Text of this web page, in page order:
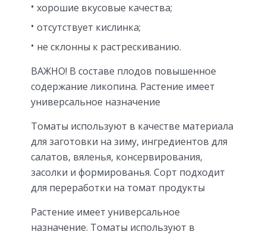
хорошие вкусовые качества;
отсутствует кислинка;
не склонны к растрескиванию.
ВАЖНО! В составе плодов повышенное
содержание ликопина. Растение имеет
универсальное назначение
Томаты используют в качестве материала
для заготовки на зиму, ингредиентов для
салатов, вяленья, консервирования,
засолки и формированья. Сорт подходит
для переработки на томат продукты
Растение имеет универсальное
назначение. Томаты используют в